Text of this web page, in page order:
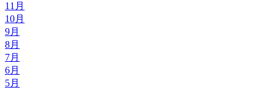
11月
10月
9月
8月
7月
6月
5月